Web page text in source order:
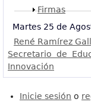
Mostrar
Firmas
Martes 25 de
René Ramírez
Secretario de
Innovación
Inicie sesión o